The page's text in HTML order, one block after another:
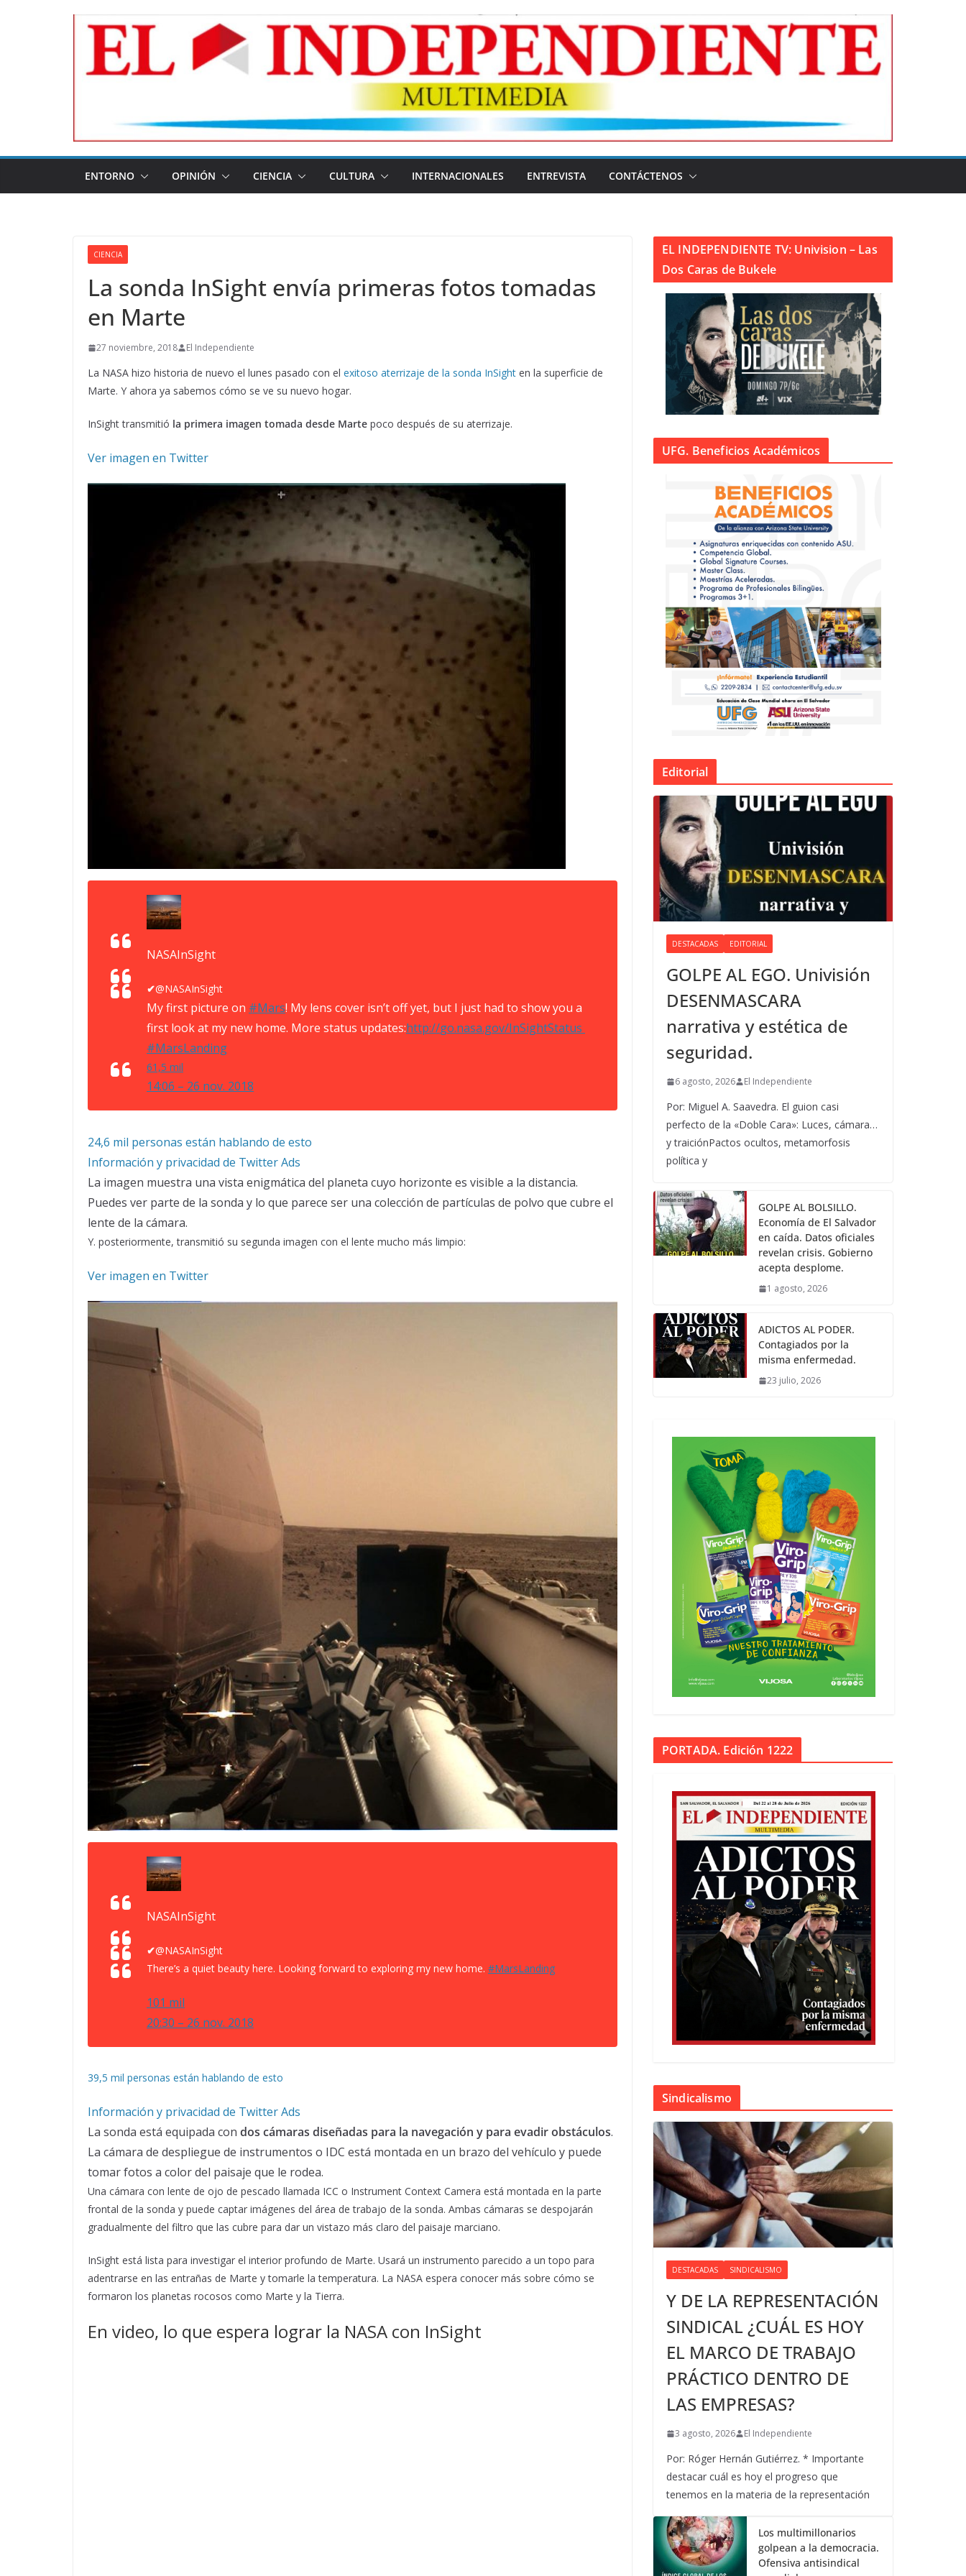
ENTORNO OPINIÓN CIENCIA CULTURA INTERNACIONALES ENTREVISTA CONTÁCTENOS
CIENCIA
La sonda InSight envía primeras fotos tomadas
en Marte
27 noviembre, 2018 El Independiente
La NASA hizo historia de nuevo el lunes pasado con el exitoso aterrizaje de la sonda InSight en la superficie de
Marte. Y ahora ya sabemos cómo se ve su nuevo hogar.
InSight transmitió la primera imagen tomada desde Marte poco después de su aterrizaje.
Ver imagen en Twitter
NASAInSight
✔@NASAInSight
My first picture on #Mars! My lens cover isn’t off yet, but I just had to show you a
first look at my new home. More status updates:http://go.nasa.gov/InSightStatus
#MarsLanding
61,5 mil
14:06 – 26 nov. 2018
24,6 mil personas están hablando de esto
Información y privacidad de Twitter Ads
La imagen muestra una vista enigmática del planeta cuyo horizonte es visible a la distancia.
Puedes ver parte de la sonda y lo que parece ser una colección de partículas de polvo que cubre el
lente de la cámara.
Y. posteriormente, transmitió su segunda imagen con el lente mucho más limpio:
Ver imagen en Twitter
NASAInSight
✔@NASAInSight
There’s a quiet beauty here. Looking forward to exploring my new home. #MarsLanding
101 mil
20:30 – 26 nov. 2018
39,5 mil personas están hablando de esto
Información y privacidad de Twitter Ads
La sonda está equipada con dos cámaras diseñadas para la navegación y para evadir obstáculos.
La cámara de despliegue de instrumentos o IDC está montada en un brazo del vehículo y puede
tomar fotos a color del paisaje que le rodea.
Una cámara con lente de ojo de pescado llamada ICC o Instrument Context Camera está montada en la parte
frontal de la sonda y puede captar imágenes del área de trabajo de la sonda. Ambas cámaras se despojarán
gradualmente del filtro que las cubre para dar un vistazo más claro del paisaje marciano.
InSight está lista para investigar el interior profundo de Marte. Usará un instrumento parecido a un topo para
adentrarse en las entrañas de Marte y tomarle la temperatura. La NASA espera conocer más sobre cómo se
formaron los planetas rocosos como Marte y la Tierra.
En video, lo que espera lograr la NASA con InSight
EL INDEPENDIENTE TV: Univision – Las
Dos Caras de Bukele
UFG. Beneficios Académicos
Editorial
DESTACADAS EDITORIAL
GOLPE AL EGO. Univisión
DESENMASCARA
narrativa y estética de
seguridad.
6 agosto, 2026 El Independiente
Por: Miguel A. Saavedra. El guion casi
perfecto de la «Doble Cara»: Luces, cámara…
y traiciónPactos ocultos, metamorfosis
política y
GOLPE AL BOLSILLO.
Economía de El Salvador
en caída. Datos oficiales
revelan crisis. Gobierno
acepta desplome.
1 agosto, 2026
ADICTOS AL PODER.
Contagiados por la
misma enfermedad.
23 julio, 2026
PORTADA. Edición 1222
Sindicalismo
DESTACADAS SINDICALISMO
Y DE LA REPRESENTACIÓN
SINDICAL ¿CUÁL ES HOY
EL MARCO DE TRABAJO
PRÁCTICO DENTRO DE
LAS EMPRESAS?
3 agosto, 2026 El Independiente
Por: Róger Hernán Gutiérrez. * Importante
destacar cuál es hoy el progreso que
tenemos en la materia de la representación
Los multimillonarios
golpean a la democracia.
Ofensiva antisindical